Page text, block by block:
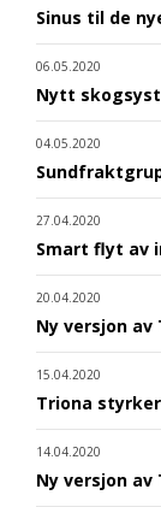
Sinus til de
06.05.2020
Nytt
04.05.2020
27.04.2020
Smart flyt av
20.04.2020
Ny versjon av
15.04.2020
Triona
14.04.2020
Ny versjon av